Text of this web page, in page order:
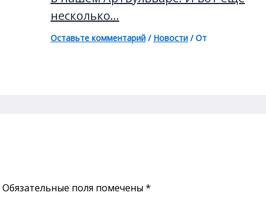
несколько…
Оставьте комментарий / Новости / От
Обязательные поля помечены *